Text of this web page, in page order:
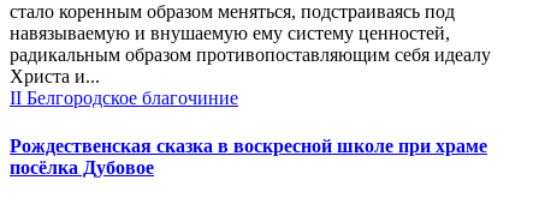
стало коренным образом меняться, подстраиваясь под
навязываемую и внушаемую ему систему ценностей,
радикальным образом противопоставляющим себя идеалу
Христа и...
II Белгородское благочиние
Рождественская сказка в воскресной школе при храме
посёлка Дубовое